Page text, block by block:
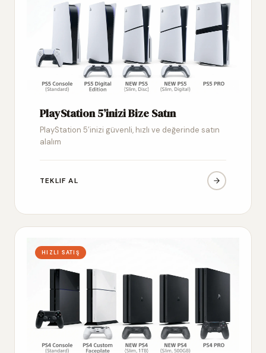
PlayStation 5’inizi Bize Satın
PlayStation 5’inizi güvenli, hızlı ve değerinde satın
alalım
TEKLIF AL
HIZLI SATIŞ